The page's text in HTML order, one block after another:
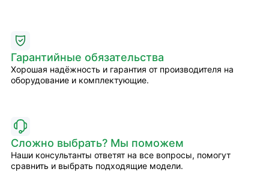
Гарантийные обязательства
Хорошая надёжность и гарантия от производителя на
оборудование и комплектующие.
Сложно выбрать? Мы поможем
Наши консультанты ответят на все вопросы, помогут
сравнить и выбрать подходящие модели.